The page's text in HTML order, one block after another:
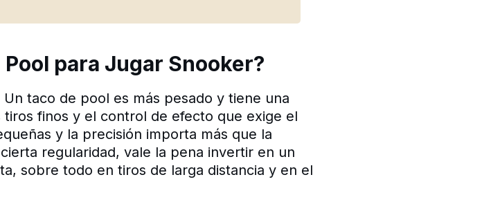
para Jugar Snooker?
taco de pool es más pesado y tiene una
finos y el control de efecto que exige el
y la precisión importa más que la
regularidad, vale la pena invertir en un
sobre todo en tiros de larga distancia y en el